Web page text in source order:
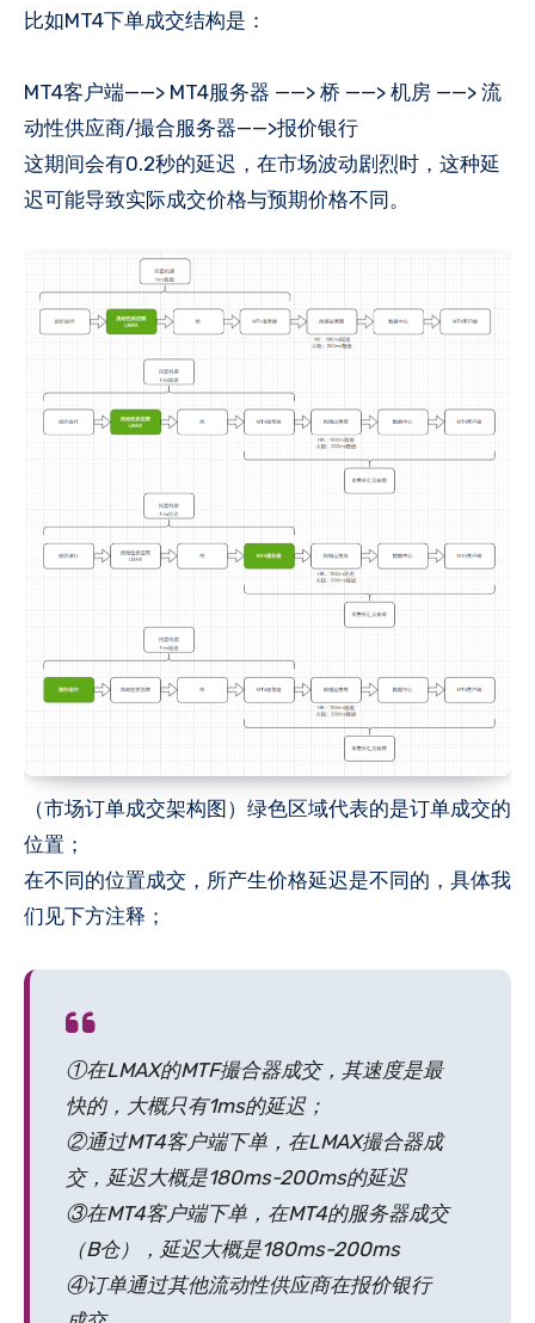
比如MT4下单成交结构是：
MT4客户端——> MT4服务器 ——> 桥 ——> 机房 ——> 流
动性供应商/撮合服务器——>报价银行
这期间会有0.2秒的延迟，在市场波动剧烈时，这种延
迟可能导致实际成交价格与预期价格不同。
（市场订单成交架构图）绿色区域代表的是订单成交的
位置；
在不同的位置成交，所产生价格延迟是不同的，具体我
们见下方注释；
①在LMAX的MTF撮合器成交，其速度是最
快的，大概只有1ms的延迟；
②通过MT4客户端下单，在LMAX撮合器成
交，延迟大概是180ms-200ms的延迟
③在MT4客户端下单，在MT4的服务器成交
（B仓），延迟大概是180ms-200ms
④订单通过其他流动性供应商在报价银行